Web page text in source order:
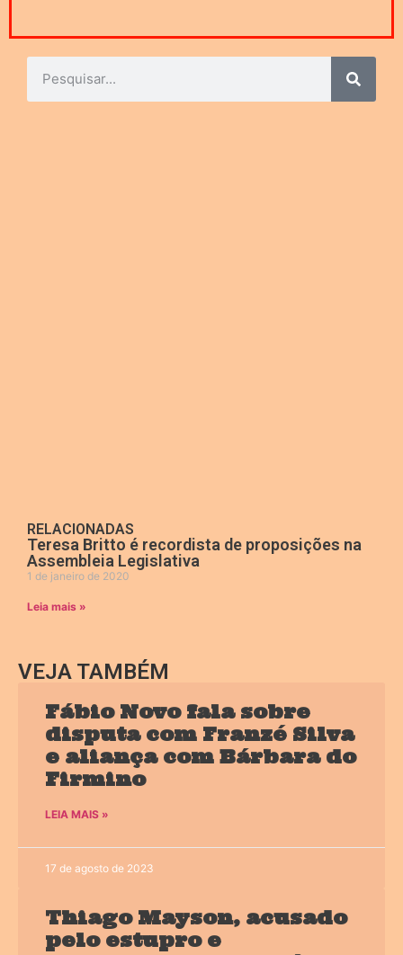
RELACIONADAS
Teresa Britto é recordista de proposições na
Assembleia Legislativa
1 de janeiro de 2020
Leia mais »
VEJA TAMBÉM
Fábio Novo fala sobre
disputa com Franzé Silva
e aliança com Bárbara do
Firmino
LEIA MAIS »
17 de agosto de 2023
Thiago Mayson, acusado
pelo estupro e